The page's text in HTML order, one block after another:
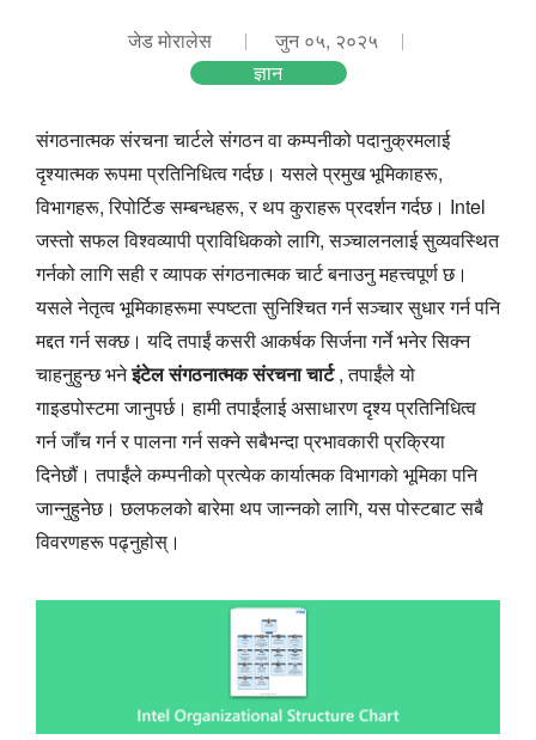
जेड मोरालेस
जुन ०५, २०२५
ज्ञान
संगठनात्मक संरचना चार्टले संगठन वा कम्पनीको पदानुक्रमलाई
दृश्यात्मक रूपमा प्रतिनिधित्व गर्दछ। यसले प्रमुख भूमिकाहरू,
विभागहरू, रिपोर्टिङ सम्बन्धहरू, र थप कुराहरू प्रदर्शन गर्दछ। Intel
जस्तो सफल विश्वव्यापी प्राविधिकको लागि, सञ्चालनलाई सुव्यवस्थित
गर्नको लागि सही र व्यापक संगठनात्मक चार्ट बनाउनु महत्त्वपूर्ण छ।
यसले नेतृत्व भूमिकाहरूमा स्पष्टता सुनिश्चित गर्न सञ्चार सुधार गर्न पनि
मद्दत गर्न सक्छ। यदि तपाईं कसरी आकर्षक सिर्जना गर्ने भनेर सिक्न
चाहनुहुन्छ भनेइंटेल संगठनात्मक संरचना चार्ट, तपाईंले यो
गाइडपोस्टमा जानुपर्छ। हामी तपाईंलाई असाधारण दृश्य प्रतिनिधित्व
गर्न जाँच गर्न र पालना गर्न सक्ने सबैभन्दा प्रभावकारी प्रक्रिया
दिनेछौं। तपाईंले कम्पनीको प्रत्येक कार्यात्मक विभागको भूमिका पनि
जान्नुहुनेछ। छलफलको बारेमा थप जान्नको लागि, यस पोस्टबाट सबै
विवरणहरू पढ्नुहोस्।